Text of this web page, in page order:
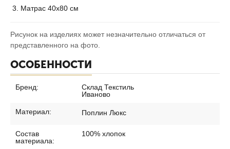
Матрас 40х80 см
Рисунок на изделиях может незначительно отличаться от
представленного на фото.
ОСОБЕННОСТИ
Бренд:
Склад Текстиль
Иваново
Материал: Поплин Люкс
Состав
материала:
100% хлопок